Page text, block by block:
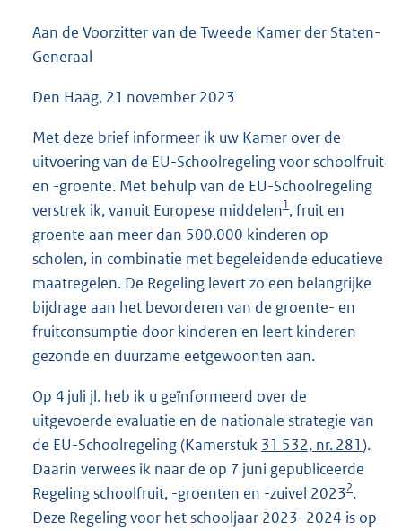
b
Aan de Voorzitter van de Tweede Kamer der Staten-
Generaal
Den Haag, 21 november 2023
Met deze brief informeer ik uw Kamer over de
uitvoering van de EU-Schoolregeling voor schoolfruit
en -groente. Met behulp van de EU-Schoolregeling
verstrek ik, vanuit Europese middelen1, fruit en
groente aan meer dan 500.000 kinderen op
scholen, in combinatie met begeleidende educatieve
maatregelen. De Regeling levert zo een belangrijke
bijdrage aan het bevorderen van de groente- en
fruitconsumptie door kinderen en leert kinderen
gezonde en duurzame eetgewoonten aan.
Op 4 juli jl. heb ik u geïnformeerd over de
uitgevoerde evaluatie en de nationale strategie van
de EU-Schoolregeling (Kamerstuk 31 532, nr. 281).
Daarin verwees ik naar de op 7 juni gepubliceerde
Regeling schoolfruit, -groenten en -zuivel 20232.
Deze Regeling voor het schooljaar 2023–2024 is op